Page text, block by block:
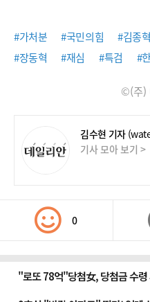
#가처분 #국민의힘 #김종혁
#장동혁
#재심 #특검 #
©(주)
김수현 기자
기사 모아 보기 >
0